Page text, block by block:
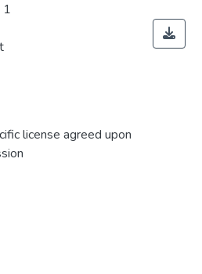
1
license agreed upon